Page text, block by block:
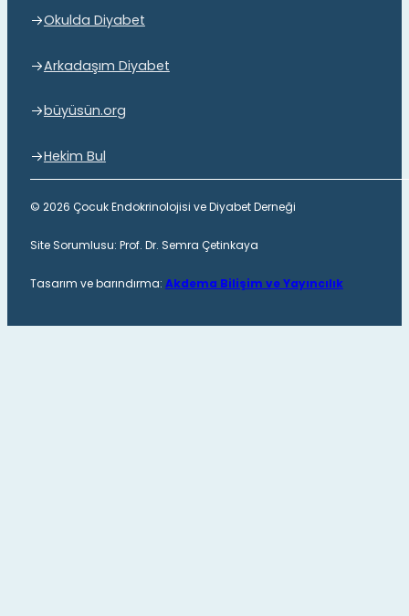
Okulda Diyabet
Arkadaşım Diyabet
büyüsün.org
Hekim Bul
© 2026 Çocuk Endokrinolojisi ve Diyabet Derneği
Site Sorumlusu: Prof. Dr. Semra Çetinkaya
Tasarım ve barındırma: Akdema Bilişim ve Yayıncılık